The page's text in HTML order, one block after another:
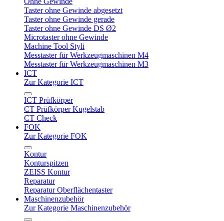
Taster ohne Gewinde abgesetzt
Taster ohne Gewinde gerade
Taster ohne Gewinde DS Ø2
Microtaster ohne Gewinde
Machine Tool Styli
Messtaster für Werkzeugmaschinen M4
Messtaster für Werkzeugmaschinen M3
ICT
Zur Kategorie ICT
ICT Prüfkörper
CT Prüfkörper Kugelstab
CT Check
FOK
Zur Kategorie FOK
Kontur
Konturspitzen
ZEISS Kontur
Reparatur
Reparatur Oberflächentaster
Maschinenzubehör
Zur Kategorie Maschinenzubehör